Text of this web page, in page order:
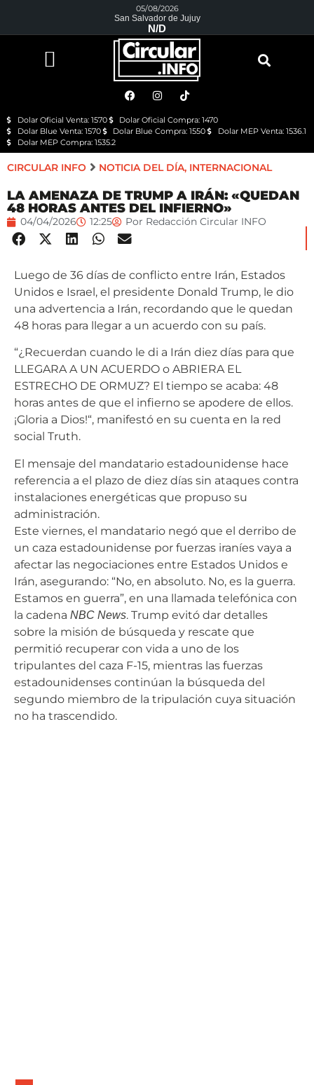
05/08/2026
San Salvador de Jujuy
N/D
Dolar Oficial Venta: 1570
Dolar Oficial Compra: 1470
Dolar Blue Venta: 1570
Dolar Blue Compra: 1550
Dolar MEP Venta: 1536.1
Dolar MEP Compra: 1535.2
CIRCULAR INFO NOTICIA DEL DÍA, INTERNACIONAL
LA AMENAZA DE TRUMP A IRÁN: «QUEDAN
48 HORAS ANTES DEL INFIERNO»
04/04/2026 12:25 Por Redacción Circular INFO
Luego de 36 días de conflicto entre Irán, Estados
Unidos e Israel, el presidente Donald Trump, le dio
una advertencia a Irán, recordando que le quedan
48 horas para llegar a un acuerdo con su país.
“¿Recuerdan cuando le di a Irán diez días para que
LLEGARA A UN ACUERDO o ABRIERA EL
ESTRECHO DE ORMUZ? El tiempo se acaba: 48
horas antes de que el infierno se apodere de ellos.
¡Gloria a Dios!“, manifestó en su cuenta en la red
social Truth.
El mensaje del mandatario estadounidense hace
referencia a el plazo de diez días sin ataques contra
instalaciones energéticas que propuso su
administración.
Este viernes, el mandatario negó que el derribo de
un caza estadounidense por fuerzas iraníes vaya a
afectar las negociaciones entre Estados Unidos e
Irán, asegurando: “No, en absoluto. No, es la guerra.
Estamos en guerra”, en una llamada telefónica con
la cadena NBC News. Trump evitó dar detalles
sobre la misión de búsqueda y rescate que
permitió recuperar con vida a uno de los
tripulantes del caza F-15, mientras las fuerzas
estadounidenses continúan la búsqueda del
segundo miembro de la tripulación cuya situación
no ha trascendido.